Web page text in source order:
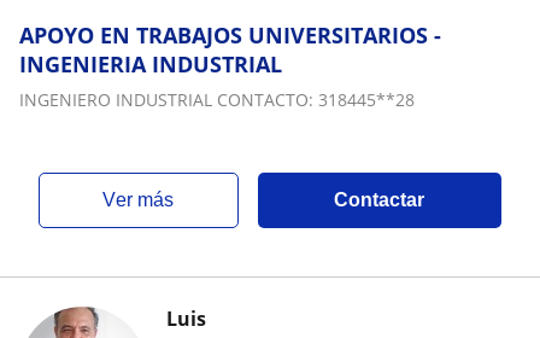
APOYO EN TRABAJOS UNIVERSITARIOS -
INGENIERIA INDUSTRIAL
INGENIERO INDUSTRIAL CONTACTO: 318445**28
ver más Contactar
Luis